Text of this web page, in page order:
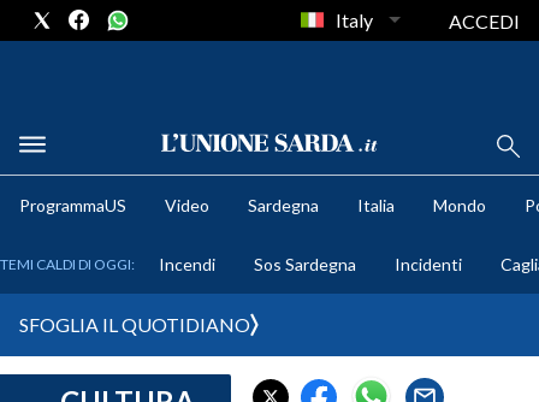
METEO
Italy ACCEDI
ProgrammaUS Video Sardegna Italia Mondo
TEMI CALDI DI OGGI: Incendi Sos Sardegna Incidenti
SFOGLIA IL QUOTIDIANO